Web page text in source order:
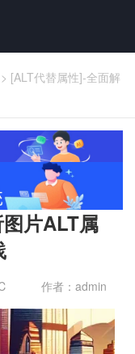
> [ALT代替属性]-全面解
片ALT属
作者：admin